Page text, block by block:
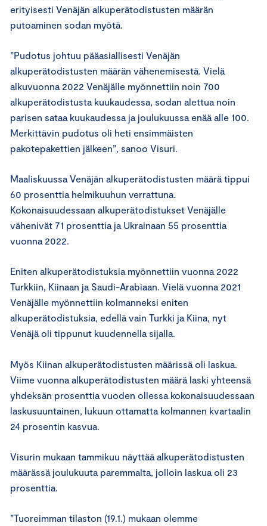
erityisesti Venäjän alkuperätodistusten määrän
putoaminen sodan myötä.
”Pudotus johtuu pääasiallisesti Venäjän
alkuperätodistusten määrän vähenemisestä. Vielä
alkuvuonna 2022 Venäjälle myönnettiin noin 700
alkuperätodistusta kuukaudessa, sodan alettua noin
parisen sataa kuukaudessa ja joulukuussa enää alle 100.
Merkittävin pudotus oli heti ensimmäisten
pakotepakettien jälkeen”, sanoo Visuri.
Maaliskuussa Venäjän alkuperätodistusten määrä tippui
60 prosenttia helmikuuhun verrattuna.
Kokonaisuudessaan alkuperätodistukset Venäjälle
vähenivät 71 prosenttia ja Ukrainaan 55 prosenttia
vuonna 2022.
Eniten alkuperätodistuksia myönnettiin vuonna 2022
Turkkiin, Kiinaan ja Saudi-Arabiaan. Vielä vuonna 2021
Venäjälle myönnettiin kolmanneksi eniten
alkuperätodistuksia, edellä vain Turkki ja Kiina, nyt
Venäjä oli tippunut kuudennella sijalla.
Myös Kiinan alkuperätodistusten määrissä oli laskua.
Viime vuonna alkuperätodistusten määrä laski yhteensä
yhdeksän prosenttia vuoden ollessa kokonaisuudessaan
laskusuuntainen, lukuun ottamatta kolmannen kvartaalin
24 prosentin kasvua.
Visurin mukaan tammikuu näyttää alkuperätodistusten
määrässä joulukuuta paremmalta, jolloin laskua oli 23
prosenttia.
”Tuoreimman tilaston (19.1.) mukaan olemme